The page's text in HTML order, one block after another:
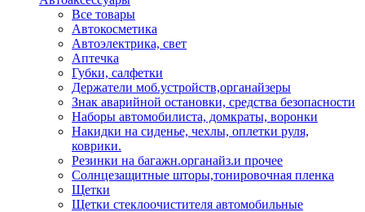
Все товары
Автокосметика
Автоэлектрика, свет
Аптечка
Губки, салфетки
Держатели моб.устройств,органайзеры
Знак аварийной остановки, средства безопасности
Наборы автомобилиста, домкраты, воронки
Накидки на сиденье, чехлы, оплетки руля,
коврики.
Резинки на багажн.органайз.и прочее
Солнцезащитные шторы,тонировочная пленка
Щетки
Щетки стеклоочистителя автомобильные